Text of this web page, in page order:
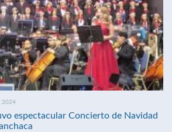
2024
espectacular Concierto de Navidad